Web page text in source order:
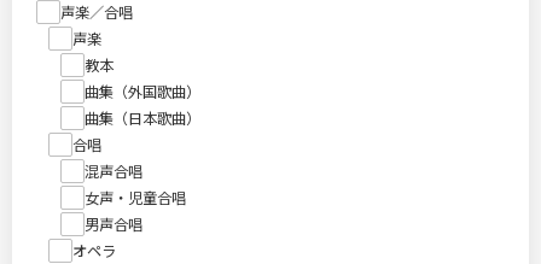
声楽／合唱
声楽
教本
曲集（外国歌曲）
曲集（日本歌曲）
合唱
混声合唱
女声・児童合唱
男声合唱
オペラ